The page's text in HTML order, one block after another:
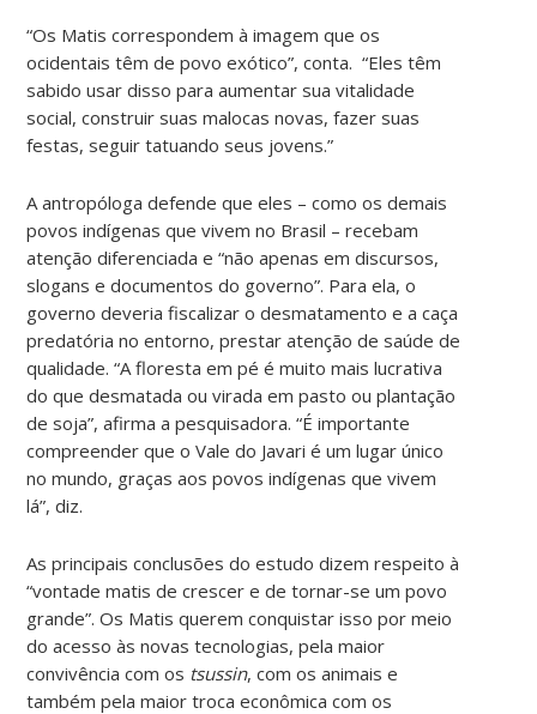
“Os Matis correspondem à imagem que os
ocidentais têm de povo exótico”, conta. “Eles têm
sabido usar disso para aumentar sua vitalidade
social, construir suas malocas novas, fazer suas
festas, seguir tatuando seus jovens.”
A antropóloga defende que eles – como os demais
povos indígenas que vivem no Brasil – recebam
atenção diferenciada e “não apenas em discursos,
slogans e documentos do governo”. Para ela, o
governo deveria fiscalizar o desmatamento e a caça
predatória no entorno, prestar atenção de saúde de
qualidade. “A floresta em pé é muito mais lucrativa
do que desmatada ou virada em pasto ou plantação
de soja”, afirma a pesquisadora. “É importante
compreender que o Vale do Javari é um lugar único
no mundo, graças aos povos indígenas que vivem
lá”, diz.
As principais conclusões do estudo dizem respeito à
“vontade matis de crescer e de tornar-se um povo
grande”. Os Matis querem conquistar isso por meio
do acesso às novas tecnologias, pela maior
convivência com os tsussin, com os animais e
também pela maior troca econômica com os